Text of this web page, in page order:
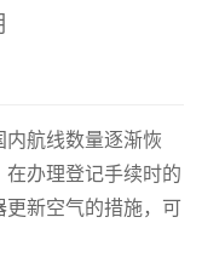
航线数量逐渐恢
办理登记手续时的
更新空气的措施，可